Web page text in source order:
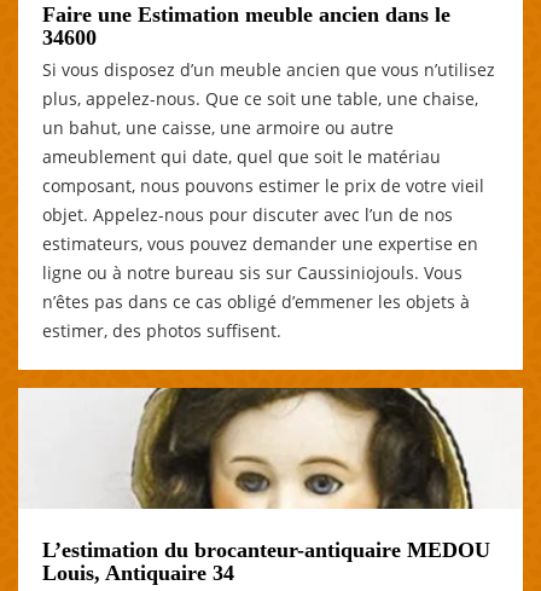
Faire une Estimation meuble ancien dans le
34600
Si vous disposez d’un meuble ancien que vous n’utilisez
plus, appelez-nous. Que ce soit une table, une chaise,
un bahut, une caisse, une armoire ou autre
ameublement qui date, quel que soit le matériau
composant, nous pouvons estimer le prix de votre vieil
objet. Appelez-nous pour discuter avec l’un de nos
estimateurs, vous pouvez demander une expertise en
ligne ou à notre bureau sis sur Caussiniojouls. Vous
n’êtes pas dans ce cas obligé d’emmener les objets à
estimer, des photos suffisent.
L’estimation du brocanteur-antiquaire MEDOU
Louis, Antiquaire 34